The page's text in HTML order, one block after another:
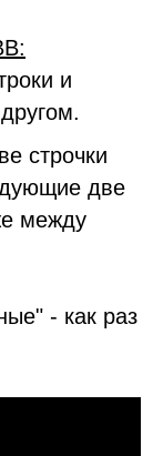
и
строчки
две
между
- как раз